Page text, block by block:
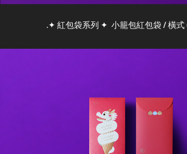
.✦ 紅包袋系列 ✦ 小籠包紅包袋 / 橫式